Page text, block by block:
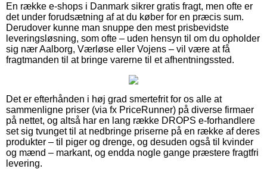
En række e-shops i Danmark sikrer gratis fragt, men ofte er
det under forudsætning af at du køber for en præcis sum.
Derudover kunne man snuppe den mest prisbevidste
leveringsløsning, som ofte – uden hensyn til om du opholder
sig nær Aalborg, Værløse eller Vojens – vil være at få
fragtmanden til at bringe varerne til et afhentningssted.
Det er efterhånden i høj grad smertefrit for os alle at
sammenligne priser (via fx PriceRunner) på diverse firmaer
på nettet, og altså har en lang række DROPS e-forhandlere
set sig tvunget til at nedbringe priserne på en række af deres
produkter – til piger og drenge, og desuden også til kvinder
og mænd – markant, og endda nogle gange præstere fragtfri
levering.